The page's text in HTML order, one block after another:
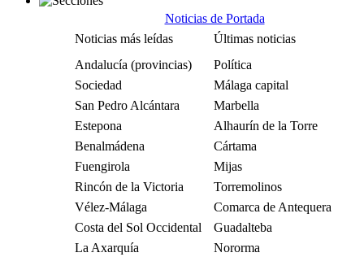
Noticias de Portada
Noticias más leídas
Últimas noticias
Andalucía (provincias)
Política
Sociedad
Málaga capital
San Pedro Alcántara
Marbella
Estepona
Alhaurín de la Torre
Benalmádena
Cártama
Fuengirola
Mijas
Rincón de la Victoria
Torremolinos
Vélez-Málaga
Comarca de Antequera
Costa del Sol Occidental
Guadalteba
La Axarquía
Nororma